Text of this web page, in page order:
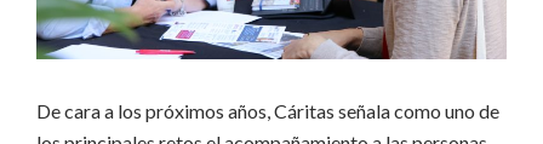
De cara a los próximos años, Cáritas señala como uno de